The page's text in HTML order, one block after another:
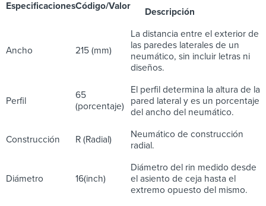
EspecificacionesCódigo/Valor
Descripción
Ancho 215 (mm)
La distancia entre el exterior de
las paredes laterales de un
neumático, sin incluir letras ni
diseños.
Perfil
65
(porcentaje)
El perfil determina la altura de la
pared lateral y es un porcentaje
del ancho del neumático.
Construcción R (Radial)
Neumático de construcción
radial.
Diámetro 16(inch)
Diámetro del rin medido desde
el asiento de ceja hasta el
extremo opuesto del mismo.